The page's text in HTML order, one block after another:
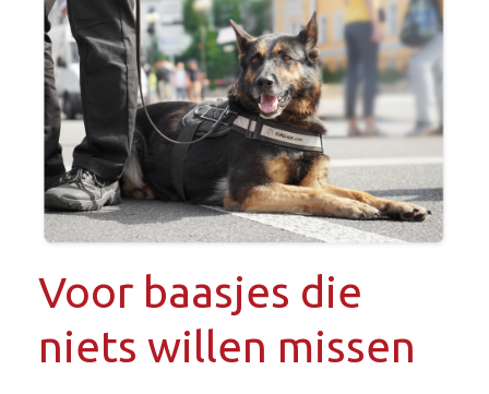
Voor baasjes die
niets willen missen